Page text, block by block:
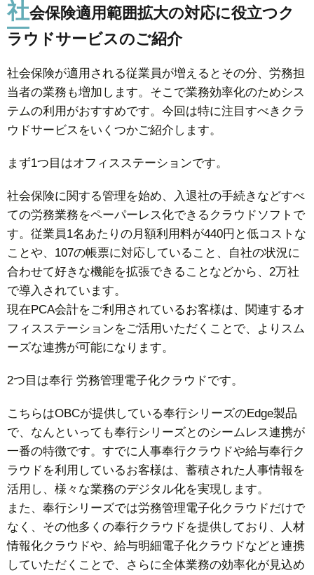
社会保険適用範囲拡大の対応に役立つク
ラウドサービスのご紹介
社会保険が適用される従業員が増えるとその分、労務担
当者の業務も増加します。そこで業務効率化のためシス
テムの利用がおすすめです。今回は特に注目すべきクラ
ウドサービスをいくつかご紹介します。
まず1つ目はオフィスステーションです。
社会保険に関する管理を始め、入退社の手続きなどすべ
ての労務業務をペーパーレス化できるクラウドソフトで
す。従業員1名あたりの月額利用料が440円と低コストな
ことや、107の帳票に対応していること、自社の状況に
合わせて好きな機能を拡張できることなどから、2万社
で導入されています。
現在PCA会計をご利用されているお客様は、関連するオ
フィスステーションをご活用いただくことで、よりスム
ーズな連携が可能になります。
2つ目は奉行 労務管理電子化クラウドです。
こちらはOBCが提供している奉行シリーズのEdge製品
で、なんといっても奉行シリーズとのシームレス連携が
一番の特徴です。すでに人事奉行クラウドや給与奉行ク
ラウドを利用しているお客様は、蓄積された人事情報を
活用し、様々な業務のデジタル化を実現します。
また、奉行シリーズでは労務管理電子化クラウドだけで
なく、その他多くの奉行クラウドを提供しており、人材
情報化クラウドや、給与明細電子化クラウドなどと連携
していただくことで、さらに全体業務の効率化が見込め